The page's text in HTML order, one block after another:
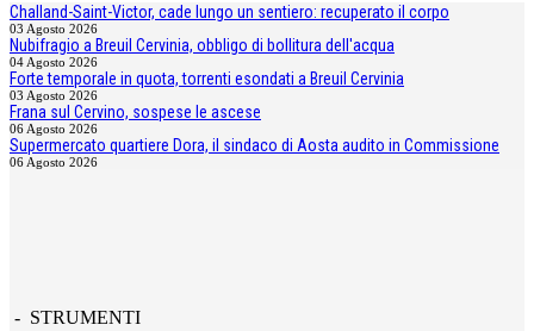
Challand-Saint-Victor, cade lungo un sentiero: recuperato il corpo
03 Agosto 2026
Nubifragio a Breuil Cervinia, obbligo di bollitura dell'acqua
04 Agosto 2026
Forte temporale in quota, torrenti esondati a Breuil Cervinia
03 Agosto 2026
Frana sul Cervino, sospese le ascese
06 Agosto 2026
Supermercato quartiere Dora, il sindaco di Aosta audito in Commissione
06 Agosto 2026
- STRUMENTI